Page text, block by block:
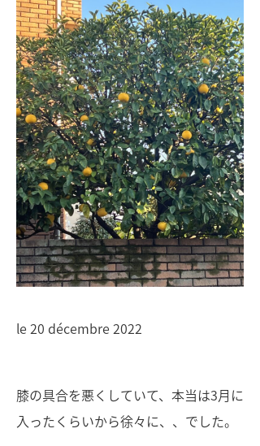
le 20 décembre 2022
膝の具合を悪くしていて、本当は3月に
入ったくらいから徐々に、、でした。